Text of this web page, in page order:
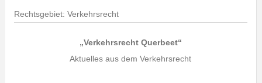
Rechtsgebiet: Verkehrsrecht
„Verkehrsrecht Querbeet“
Aktuelles aus dem Verkehrsrecht